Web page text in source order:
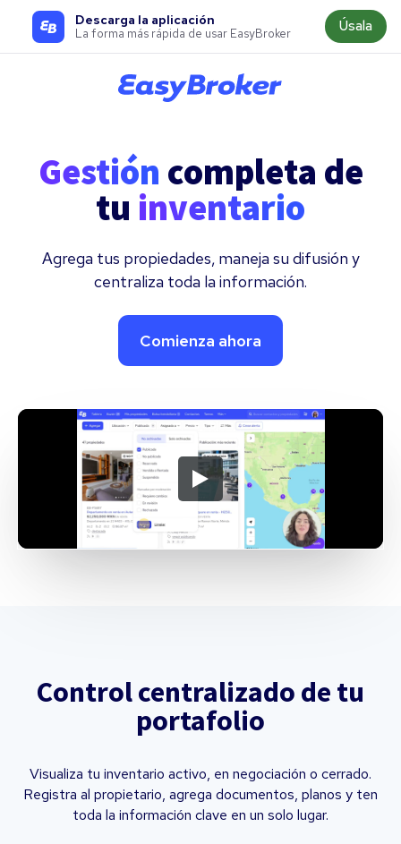
Descarga la aplicación
La forma más rápida de usar EasyBroker Úsala
Gestión completa de
tu inventario
Agrega tus propiedades, maneja su difusión y
centraliza toda la información.
Comienza ahora
Control centralizado de tu
portafolio
Visualiza tu inventario activo, en negociación o cerrado.
Registra al propietario, agrega documentos, planos y ten
toda la información clave en un solo lugar.